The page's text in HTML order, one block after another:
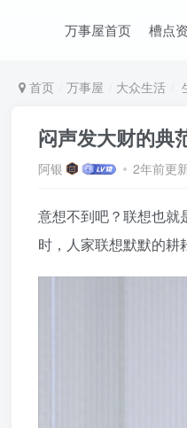
万事屋首页 槽点
首页 万事屋 大众生活
闷声发大财的典
阿银 2年前更
意想不到吧？联想也就
时，人家联想默默的耕